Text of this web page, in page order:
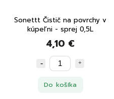
Sonettt Čistič na povrchy v
kúpeľni - sprej 0,5L
4,10 €
Do košíka